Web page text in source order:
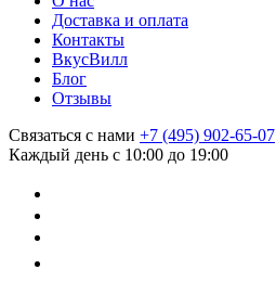
Доставка и оплата
Контакты
ВкусВилл
Блог
Отзывы
Связаться с нами +7 (495) 902-65-07
Каждый день с 10:00 до 19:00